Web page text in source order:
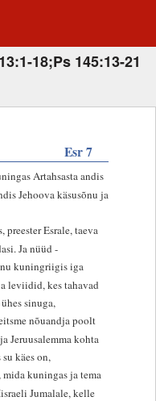
18;Ps 145:13-21
Esr 7
Artahsasta andis
Jehoova käsusõnu ja
Esrale, taeva
Ja nüüd -
kuningriigis iga
leviidid, kes tahavad
sinuga,
nõuandja poolt
Jeruusalemma kohta
käes on,
kuningas ja tema
Jumalale, kelle